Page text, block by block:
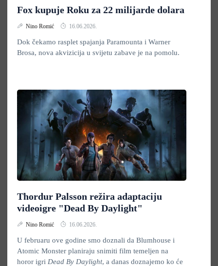
Fox kupuje Roku za 22 milijarde dolara
Nino Romić 16.06.2026.
Dok čekamo rasplet spajanja Paramounta i Warner
Brosa, nova akvizicija u svijetu zabave je na pomolu.
Thordur Palsson režira adaptaciju
videoigre "Dead By Daylight"
Nino Romić 16.06.2026.
U februaru ove godine smo doznali da Blumhouse i
Atomic Monster planiraju snimiti film temeljen na
horor igri Dead By Daylight, a danas doznajemo ko će